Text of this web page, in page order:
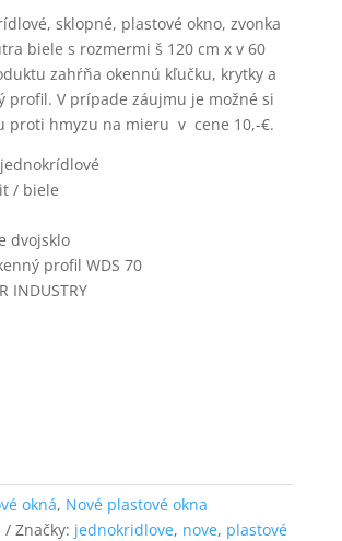
sklopné, plastové okno, zvonka
biele s rozmermi š 120 cm x v 60
zahŕňa okennú kľučku, krytky a
profil. V prípade záujmu je možné si
proti hmyzu na mieru v cene 10,-€.
/ biele
dvojsklo
profil WDS 70
INDUSTRY
okná, Nové plastové okna
Značky: jednokridlove, nove, plastové
Nevyhnutné
Tieto súbory
cookie nie sú
voliteľné. Sú
používania
webovej
stránky.